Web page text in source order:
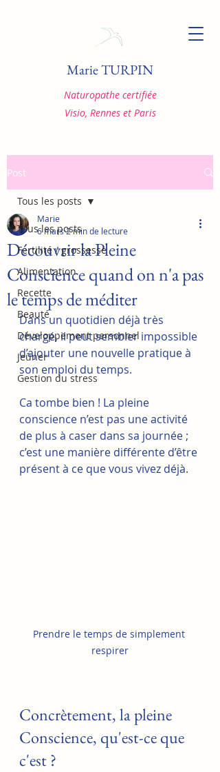
Marie TURPIN
Naturopathe certifiée
Visio, Rennes et Paris
Post
Tous les posts
Fertilité / grossesse
Alimentation
Recette
Beauté
Développement personnel
Jeûner
Gestion du stress
Tous les posts
Découvrir la Pleine
Conscience quand on n'a pas
le temps de méditer
Marie
6 mars2 min de lecture
Dans un quotidien déjà très
chargé, il peut sembler impossible
d’ajouter une nouvelle pratique à
son emploi du temps.
Ca tombe bien ! La pleine
conscience n’est pas une activité
de plus à caser dans sa journée ;
c’est une manière différente d’être
présent à ce que vous vivez déjà.
Prendre le temps de simplement
respirer
Concrètement, la pleine
Conscience, qu'est-ce que
c'est ?